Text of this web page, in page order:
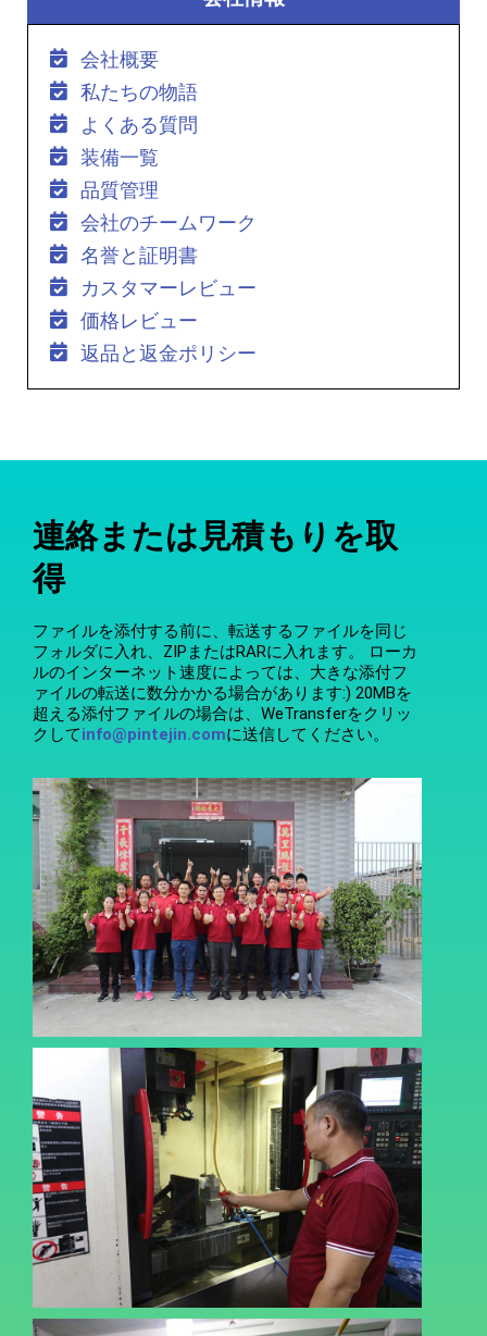
会社概要
私たちの物語
よくある質問
装備一覧
品質管理
会社のチームワーク
名誉と証明書
カスタマーレビュー
価格レビュー
返品と返金ポリシー
連絡または見積もりを取
得
ファイルを添付する前に、転送するファイルを同じ
フォルダに入れ、ZIPまたはRARに入れます。 ローカ
ルのインターネット速度によっては、大きな添付フ
ァイルの転送に数分かかる場合があります:) 20MBを
超える添付ファイルの場合は、WeTransferをクリッ
クしてinfo@pintejin.comに送信してください。